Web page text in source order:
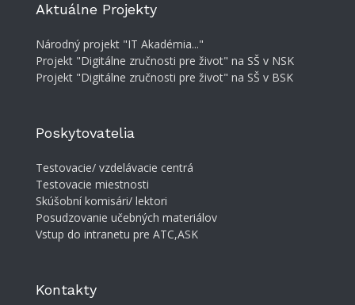
Aktuálne Projekty
Národný projekt "IT Akadémia..."
Projekt "Digitálne zručnosti pre život" na SŠ v NSK
Projekt "Digitálne zručnosti pre život" na SŠ v BSK
Poskytovatelia
Testovacie/ vzdelávacie centrá
Testovacie miestnosti
Skúšobní komisári/ lektori
Posudzovanie učebných materiálov
Vstup do intranetu pre ATC,ASK
Kontakty